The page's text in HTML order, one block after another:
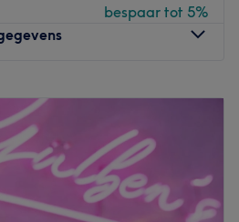
bespaar tot 5%
Gesloten
Gesloten
Gesloten
Gesloten
Gesloten